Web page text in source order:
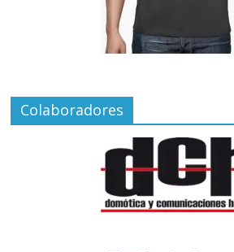
Colaboradores